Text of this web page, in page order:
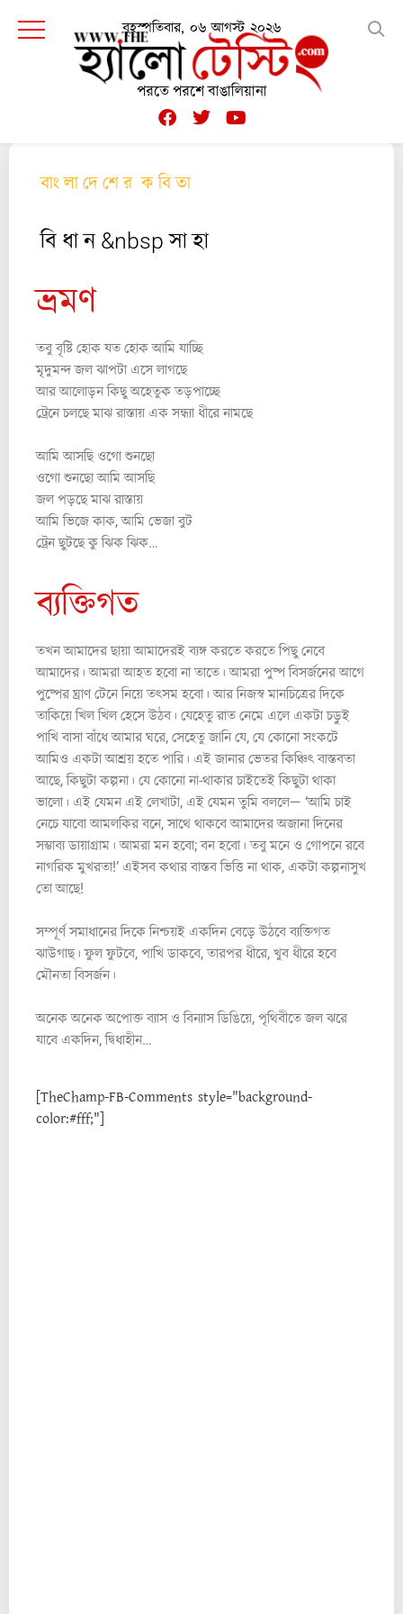
বৃহস্পতিবার, ০৬ আগস্ট ২০২৬
পরতে পরশে বাঙালিয়ানা
বাং লা দে শে র ক বি তা
বি ধা ন &nbsp সা হা
ভ্রমণ
তবু বৃষ্টি হোক যত হোক আমি যাচ্ছি
মৃদুমন্দ জল ঝাপটা এসে লাগছে
আর আলোড়ন কিছু অহেতুক তড়পাচ্ছে
ট্রেনে চলছে মাঝ রাস্তায় এক সন্ধ্যা ধীরে নামছে
আমি আসছি ওগো শুনছো
ওগো শুনছো আমি আসছি
জল পড়ছে মাঝ রাস্তায়
আমি ভিজে কাক, আমি ভেজা বুট
ট্রেন ছুটছে কু ঝিক ঝিক…
ব্যক্তিগত
তখন আমাদের ছায়া আমাদেরই ব্যঙ্গ করতে করতে পিছু নেবে
আমাদের। আমরা আহত হবো না তাতে। আমরা পুষ্প বিসর্জনের আগে
পুষ্পের ঘ্রাণ টেনে নিয়ে তৎসম হবো। আর নিজস্ব মানচিত্রের দিকে
তাকিয়ে খিল খিল হেসে উঠব। যেহেতু রাত নেমে এলে একটা চড়ুই
পাখি বাসা বাঁধে আমার ঘরে, সেহেতু জানি যে, যে কোনো সংকটে
আমিও একটা আশ্রয় হতে পারি। এই জানার ভেতর কিঞ্চিৎ বাস্তবতা
আছে, কিছুটা কল্পনা। যে কোনো না-থাকার চাইতেই কিছুটা থাকা
ভালো। এই যেমন এই লেখাটা, এই যেমন তুমি বললে— ‘আমি চাই
নেচেযাবোআমলকির বনে, সাথে থাকবে আমাদের অজানা দিনের
সম্ভাব্য ডায়াগ্রাম। আমরা মন হবো; বন হবো। তবু মনে ও গোপনে রবে
নাগরিক মুখরতা!’ এইসব কথার বাস্তব ভিত্তি না থাক, একটা কল্পনাসুখ
তো আছে!
সম্পূর্ণ সমাধানের দিকে নিশ্চয়ই একদিন বেড়ে উঠবে ব্যক্তিগত
ঝাউগাছ। ফুল ফুটবে, পাখি ডাকবে, তারপর ধীরে, খুব ধীরে হবে
মৌনতা বিসর্জন।
অনেক অনেক অপোক্ত ব্যাস ও বিন্যাস ডিঙিয়ে, পৃথিবীতে জল ঝরে
যাবে একদিন, দ্বিধাহীন…
[TheChamp-FB-Comments style="background-
color:#fff;"]